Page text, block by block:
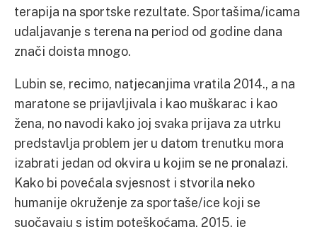
terapija na sportske rezultate. Sportašima/icama
udaljavanje s terena na period od godine dana
znači doista mnogo.
Lubin se, recimo, natjecanjima vratila 2014., a na
maratone se prijavljivala i kao muškarac i kao
žena, no navodi kako joj svaka prijava za utrku
predstavlja problem jer u datom trenutku mora
izabrati jedan od okvira u kojim se ne pronalazi.
Kako bi povećala svjesnost i stvorila neko
humanije okruženje za sportaše/ice koji se
suočavaju s istim poteškoćama, 2015. je